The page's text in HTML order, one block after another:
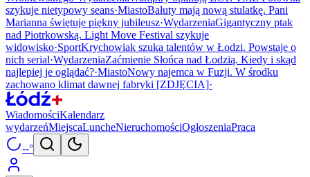
szykuje nietypowy seans·MiastoBałuty mają nową stulatkę. Pani
Marianna świętuje piękny jubileusz·WydarzeniaGigantyczny ptak
nad Piotrkowską. Light Move Festival szykuje
widowisko·SportKrychowiak szuka talentów w Łodzi. Powstaje o
nich serial·WydarzeniaZaćmienie Słońca nad Łodzią. Kiedy i skąd
najlepiej je oglądać?·MiastoNowy najemca w Fuzji. W środku
zachowano klimat dawnej fabryki [ZDJĘCIA]·
WiadomościKalendarz
wydarzeńMiejscaLuncheNieruchomościOgłoszeniaPraca
--°